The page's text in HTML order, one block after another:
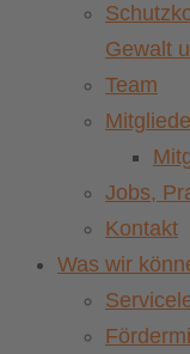
Gewalt
Team
Jobs,
Kontakt
Was wir